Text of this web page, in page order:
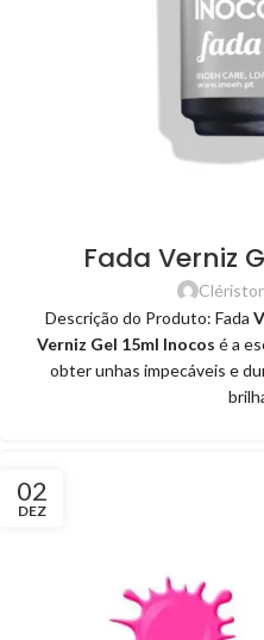
Fada Verniz
Descrição do Produto: Fada
Verniz Gel 15ml Inocos é a
obter unhas impecáveis e
02
DEZ